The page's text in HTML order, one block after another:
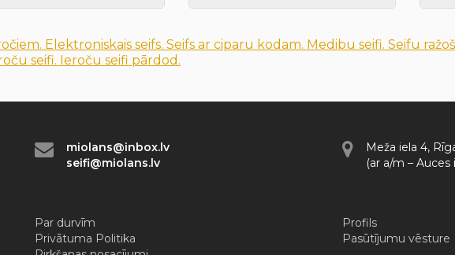
Elektroniskais seifs. Seifs ar ciparu kodam. Medibu seifi. Seifu
seifi. Ieroču seifi pārdod.
miolans@inbox.lv
seifi@miolans.lv
Meža iela 4,
(ar a/m – Auces
Par durvīm
Privātuma Politika
Profils
Pasūtījumu vēsture